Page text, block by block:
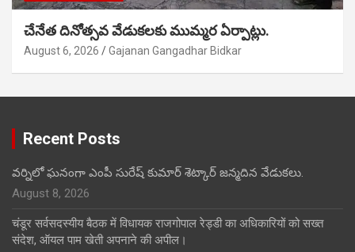
చేనేత దినోత్సవ వేడుకలకు ముమ్మర ఏర్పాట్లు.
August 6, 2026 Gajanan Gangadhar Bidkar
Recent Posts
వర్నిలో ఘనంగా ఎంపీ సురేష్ కుమార్ శెట్కార్ జన్మదిన వేడుకలు.
August 8, 2026
चंडूर सर्वसदस्यीय बैठक में विधायक राजगोपाल रेड्डी का अधिकारियों को सख्त
संदेश, ऑयल पाम खेती अपनाने की अपील।